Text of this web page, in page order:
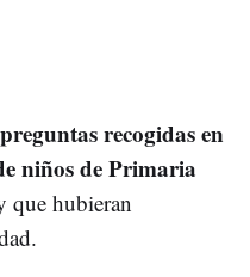
preguntas recogidas en
niños de Primaria
que hubieran